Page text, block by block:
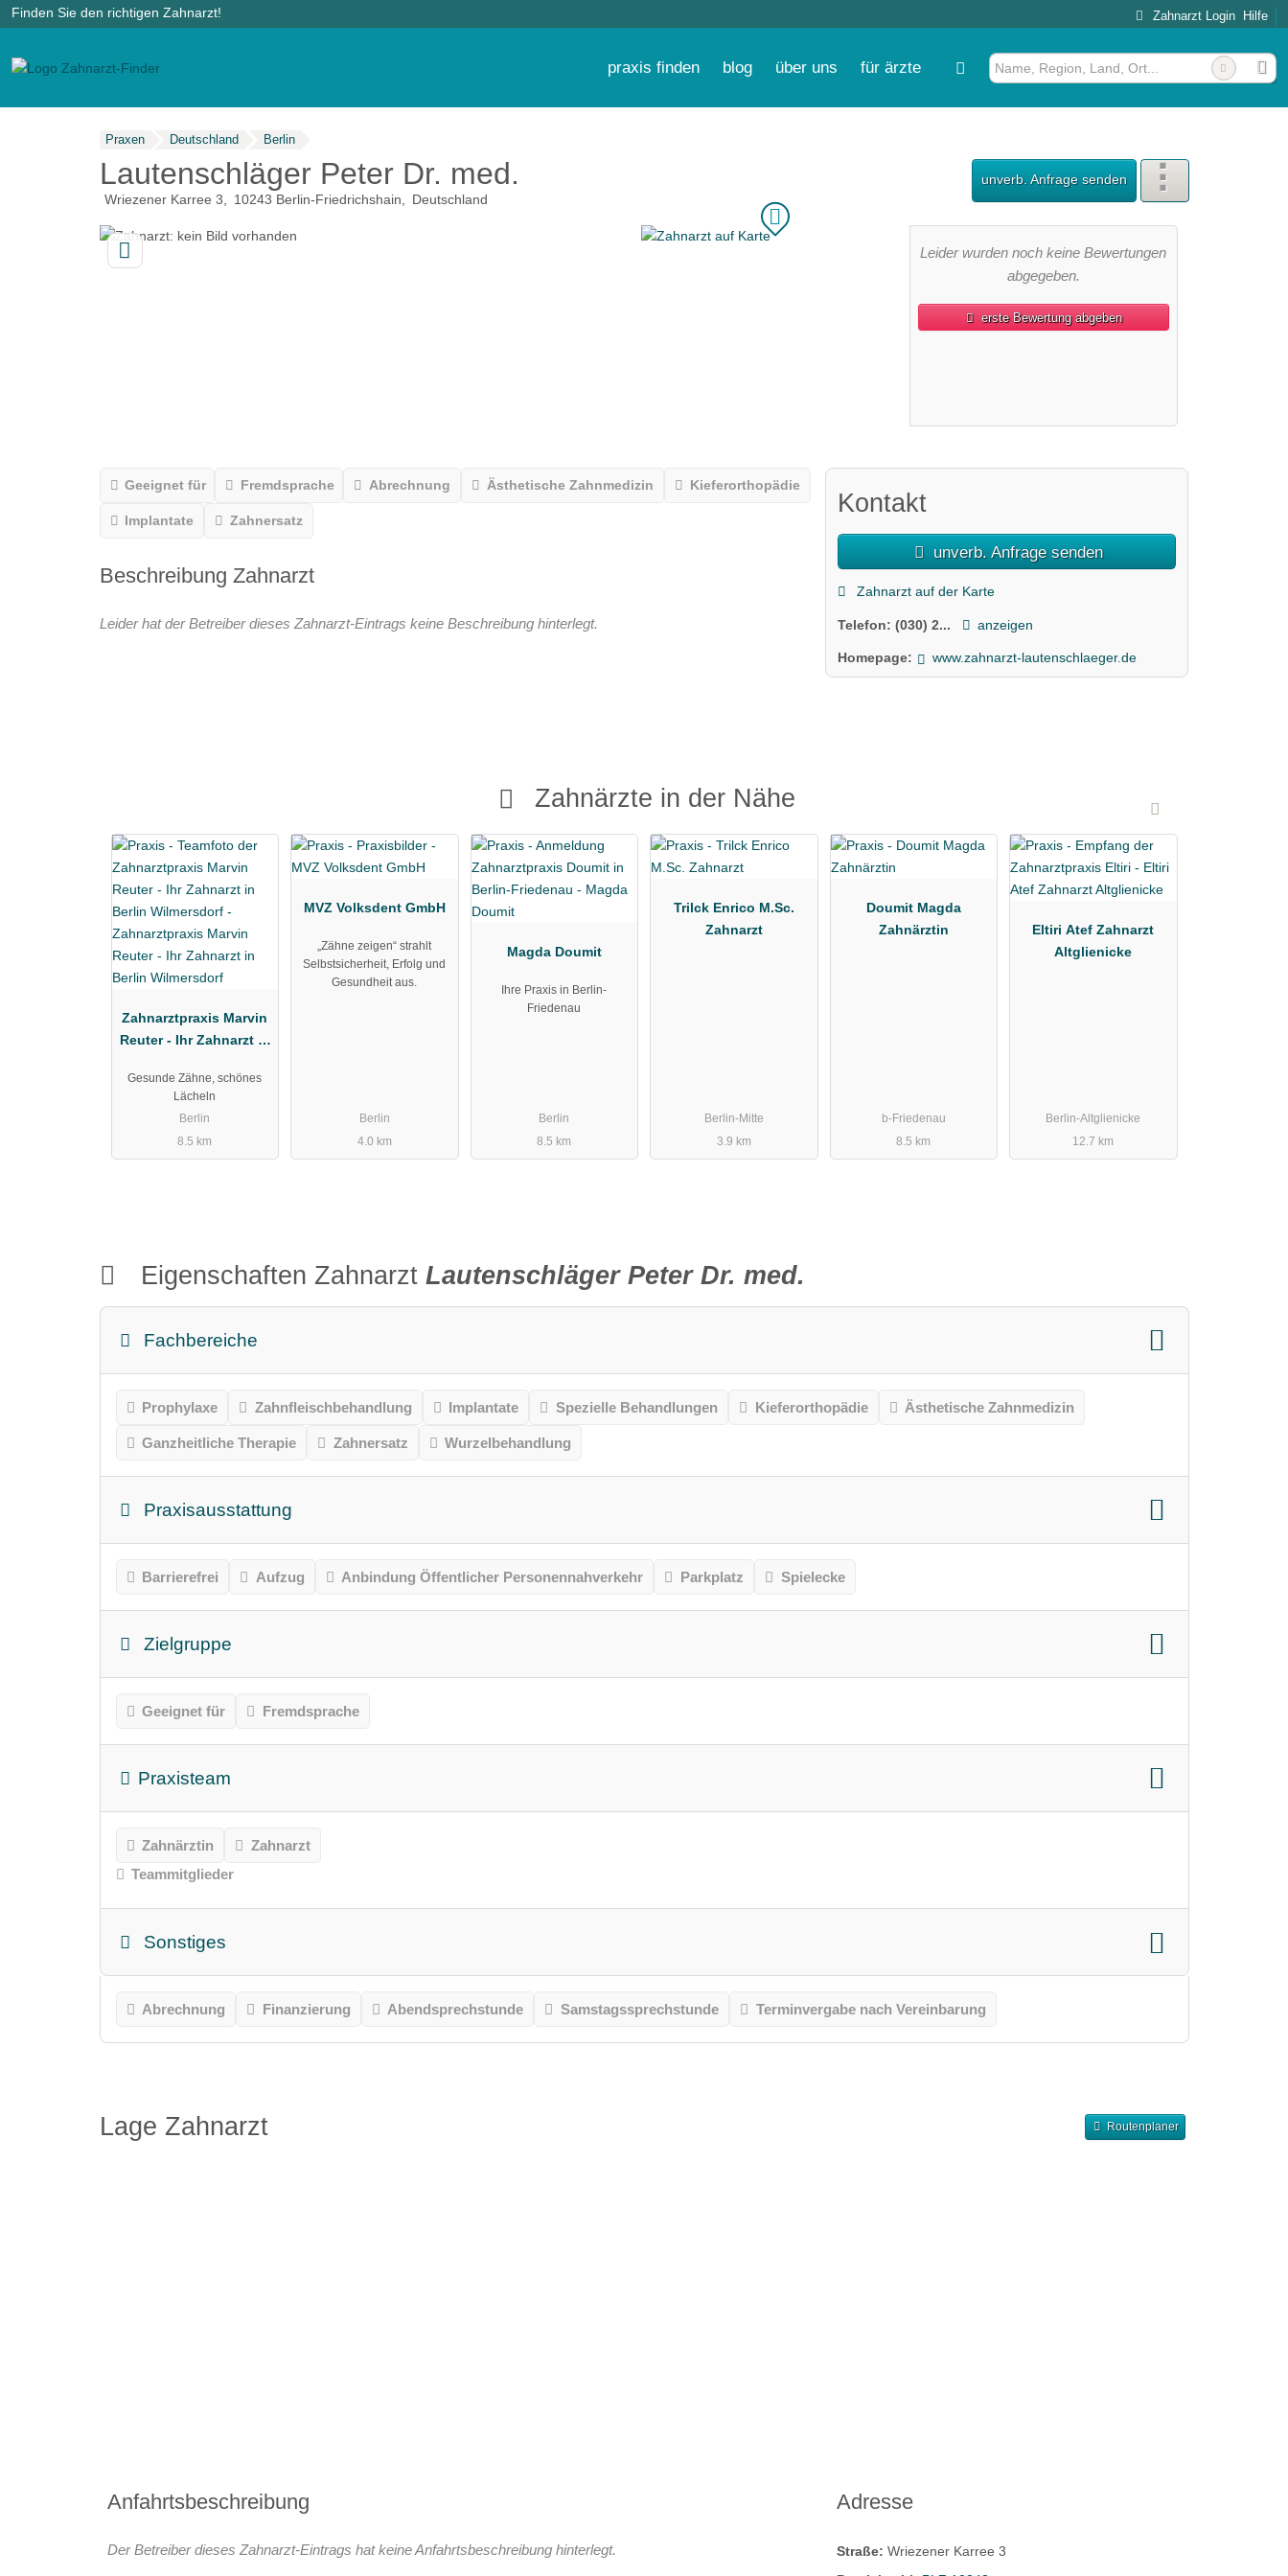
Finden Sie den richtigen Zahnarzt! Zahnarzt Login Hilfe
praxis finden blog über uns für ärzte
Praxen Deutschland Berlin
Lautenschläger Peter Dr. med.
Wriezener Karree 3 10243 Berlin-Friedrichshain Deutschland
unverb. Anfrage senden
Leider wurden noch keine Bewertungen
abgegeben.
erste Bewertung abgeben
Geeignet für Fremdsprache Abrechnung Ästhetische Zahnmedizin Kieferorthopädie
Implantate Zahnersatz
Beschreibung Zahnarzt
Leider hat der Betreiber dieses Zahnarzt-Eintrags keine Beschreibung hinterlegt.
Kontakt
unverb. Anfrage senden
Zahnarzt auf der Karte
Telefon:(030) 2... anzeigen
Homepage: www.zahnarzt-lautenschlaeger.de
Zahnärzte in der Nähe
Zahnarztpraxis Marvin
Reuter - Ihr Zahnarzt in
Gesunde Zähne, schönes
Lächeln
Berlin
8.5 km
MVZ Volksdent GmbH
„Zähne zeigen“ strahlt
Selbstsicherheit, Erfolg und
Gesundheit aus.
Berlin
4.0 km
Magda Doumit
Ihre Praxis in Berlin-
Friedenau
Berlin
8.5 km
Trilck Enrico M.Sc.
Zahnarzt
Berlin-Mitte
3.9 km
Doumit Magda
Zahnärztin
b-Friedenau
8.5 km
Eltiri Atef Zahnarzt
Altglienicke
Berlin-Altglienicke
12.7 km
Eigenschaften ZahnarztLautenschläger Peter Dr. med.
Fachbereiche
Prophylaxe Zahnfleischbehandlung Implantate Spezielle Behandlungen Kieferorthopädie Ästhetische Zahnmedizin
Ganzheitliche Therapie Zahnersatz Wurzelbehandlung
Praxisausstattung
Barrierefrei Aufzug Anbindung Öffentlicher Personennahverkehr Parkplatz Spielecke
Zielgruppe
Geeignet für Fremdsprache
Praxisteam
Zahnärztin
Zahnarzt
Teammitglieder
Sonstiges
Abrechnung Finanzierung Abendsprechstunde Samstagssprechstunde Terminvergabe nach Vereinbarung
Lage Zahnarzt Routenplaner
Anfahrtsbeschreibung
Der Betreiber dieses Zahnarzt-Eintrags hat keine Anfahrtsbeschreibung hinterlegt.
Adresse
Straße:Wriezener Karree 3